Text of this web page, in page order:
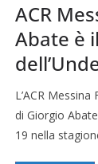
ACR
Abate è
L’ACR
di Giorgio
19 nella